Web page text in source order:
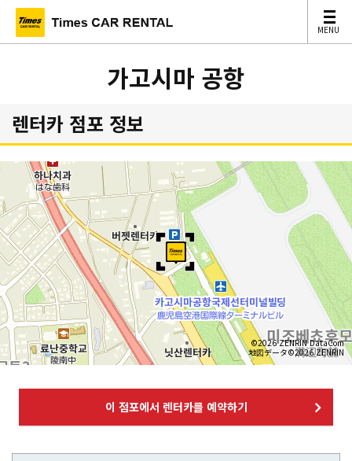
MENU
MENU
가고시마 공항
렌터카 점포 정보
©2026 ZENRIN DataCom
地図データ©2026 ZENRIN
이 점포에서 렌터카를 예약하기